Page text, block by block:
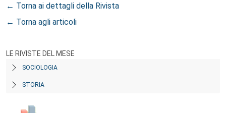
← Torna ai dettagli della Rivista
← Torna agli articoli
LE RIVISTE DEL MESE
SOCIOLOGIA
STORIA